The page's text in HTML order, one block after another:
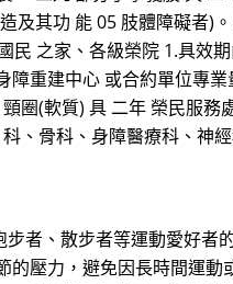
及其功 能 05 肢體障礙者
民 之家、各級榮院 1.具效
重建中心 或合約單位專
圈(軟質) 具 二年 榮民服
、骨科、身障醫療科、神
者、散步者等運動愛好
的壓力，避免因長時間運